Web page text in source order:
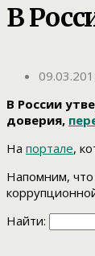
В
В России
доверия,
На портале,
Напомним, что
Найти: